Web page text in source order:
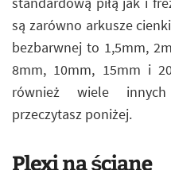
są zarówno arkusze
bezbarwnej to 1,5mm,
8mm, 10mm, 15mm i
również wiele
przeczytasz poniżej.
Plexi na ścianę